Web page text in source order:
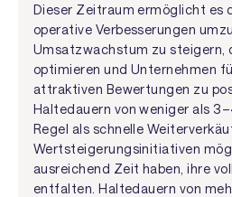
Dieser Zeitraum ermöglicht es
operative Verbesserungen
Umsatzwachstum zu steigern,
optimieren und Unternehmen
attraktiven Bewertungen zu
Haltedauern von weniger als
Regel als schnelle
Wertsteigerungsinitiativen
ausreichend Zeit haben, ihre
entfalten. Haltedauern von